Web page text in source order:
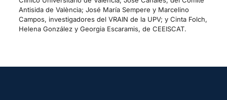
Antisida de València; José María Sempere y Marcelino
Campos, investigadores del VRAIN de la UPV; y Cinta Folch,
Helena González y Georgia Escaramis, de CEEISCAT.